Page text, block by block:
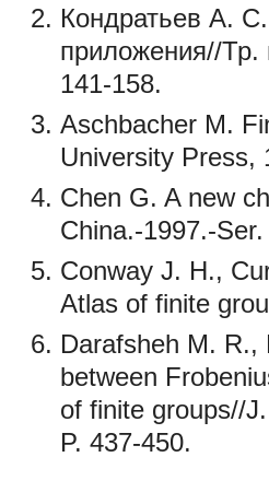
Кондратьев А.
приложения//
141-158.
Aschbacher M.
University Press,
Chen G. A new
China.-1997.-
Conway J. H.,
Atlas of finite
Darafsheh M. R.,
between
of finite groups//
P. 437-450.